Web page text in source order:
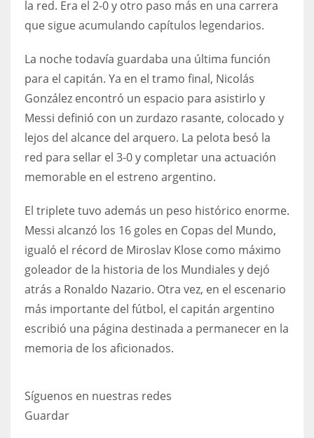
la red. Era el 2-0 y otro paso más en una carrera
que sigue acumulando capítulos legendarios.
La noche todavía guardaba una última función
para el capitán. Ya en el tramo final, Nicolás
González encontró un espacio para asistirlo y
Messi definió con un zurdazo rasante, colocado y
lejos del alcance del arquero. La pelota besó la
red para sellar el 3-0 y completar una actuación
memorable en el estreno argentino.
El triplete tuvo además un peso histórico enorme.
Messi alcanzó los 16 goles en Copas del Mundo,
igualó el récord de Miroslav Klose como máximo
goleador de la historia de los Mundiales y dejó
atrás a Ronaldo Nazario. Otra vez, en el escenario
más importante del fútbol, el capitán argentino
escribió una página destinada a permanecer en la
memoria de los aficionados.
Síguenos en nuestras redes
Guardar